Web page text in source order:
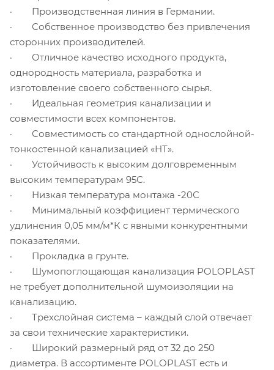
· Производственная линия в Германии.
· Собственное производство без привлечения
сторонних производителей.
· Отличное качество исходного продукта,
однородность материала, разработка и
изготовление своего собственного сырья.
· Идеальная геометрия канализации и
совместимости всех компонентов.
· Совместимость со стандартной однослойной-
тонкостенной канализацией «НТ».
· Устойчивость к высоким долговременным
высоким температурам 95С.
· Низкая температура монтажа -20С
· Минимальный коэффициент термического
удлинения 0,05 мм/м*К с явными конкурентными
показателями.
· Прокладка в грунте.
· Шумопоглощающая канализация POLOPLAST
не требует дополнительной шумоизоляции на
канализацию.
· Трехслойная система – каждый слой отвечает
за свои технические характеристики.
· Широкий размерный ряд от 32 до 250
диаметра. В ассортименте POLOPLAST есть и